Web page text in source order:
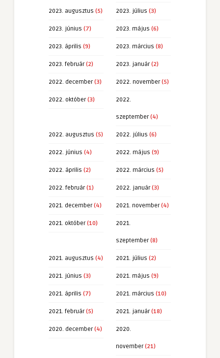
2023. augusztus (5) 2023. július (3)
2023. június (7) 2023. május (6)
2023. április (9) 2023. március (8)
2023. február(2) 2023. január(2)
2022. december(3) 2022. november(5)
2022. október(3) 2022.
szeptember(4)
2022. augusztus (5) 2022. július (6)
2022. június (4) 2022. május (9)
2022. április (2) 2022. március (5)
2022. február(1) 2022. január(3)
2021. december(4) 2021. november(4)
2021. október(10) 2021.
szeptember(8)
2021. augusztus (4) 2021. július (2)
2021. június (3) 2021. május (9)
2021. április (7) 2021. március (10)
2021. február(5) 2021. január(18)
2020. december(4) 2020.
november(21)